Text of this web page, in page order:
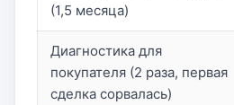
(1,5 месяца)
Диагностика для
покупателя (2 раза, первая
сделка сорвалась)